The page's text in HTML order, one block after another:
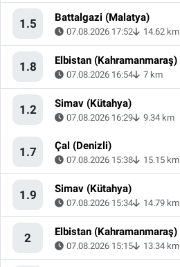
1.5 Battalgazi (Malatya)
07.08.2026 17:52 14.62 km
1.8 Elbistan (Kahramanmaraş)
07.08.2026 16:54 7 km
1.2 Simav (Kütahya)
07.08.2026 16:29 9.34 km
1.7 Çal (Denizli)
07.08.2026 15:38 15.15 km
1.9 Simav (Kütahya)
07.08.2026 15:34 14.79 km
2 Elbistan (Kahramanmaraş)
07.08.2026 15:15 13.34 km